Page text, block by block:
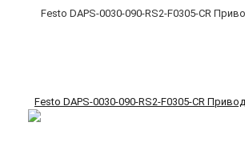
Festo DAPS-0030-090-RS2-F0305-CR